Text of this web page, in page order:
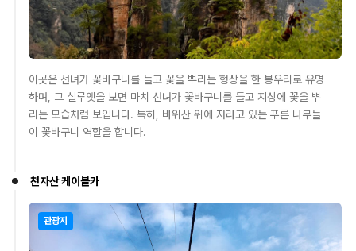
이곳은 선녀가 꽃바구니를 들고 꽃을 뿌리는 형상을 한 봉우리로 유명
하며, 그 실루엣을 보면 마치 선녀가 꽃바구니를 들고 지상에 꽃을 뿌
리는 모습처럼 보입니다. 특히, 바위산 위에 자라고 있는 푸른 나무들
이 꽃바구니 역할을 합니다.
천자산 케이블카
관광지